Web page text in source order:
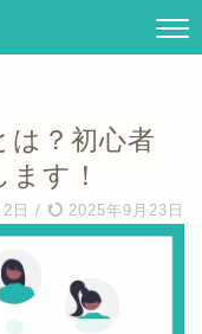
は？初心者
す！
日 / 2025年9月23日